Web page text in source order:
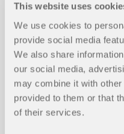
This website uses
We use cookies to
provide social media
We also share
our social media,
may combine it with
provided to them or that
of their services.
Artículos de la
ocimientos
Servicio web y API
ases de construcción